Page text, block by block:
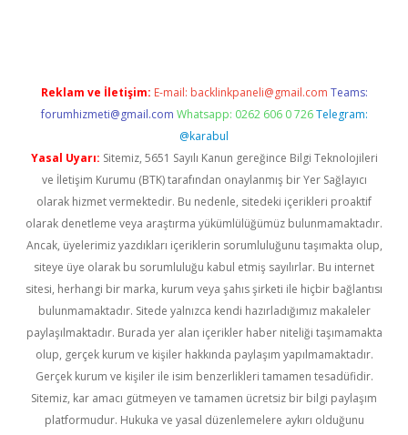
Reklam ve İletişim: E-mail: backlinkpaneli@gmail.com Teams:
forumhizmeti@gmail.com Whatsapp: 0262 606 0 726 Telegram:
@karabul
Yasal Uyarı: Sitemiz, 5651 Sayılı Kanun gereğince Bilgi Teknolojileri
ve İletişim Kurumu (BTK) tarafından onaylanmış bir Yer Sağlayıcı
olarak hizmet vermektedir. Bu nedenle, sitedeki içerikleri proaktif
olarak denetleme veya araştırma yükümlülüğümüz bulunmamaktadır.
Ancak, üyelerimiz yazdıkları içeriklerin sorumluluğunu taşımakta olup,
siteye üye olarak bu sorumluluğu kabul etmiş sayılırlar. Bu internet
sitesi, herhangi bir marka, kurum veya şahıs şirketi ile hiçbir bağlantısı
bulunmamaktadır. Sitede yalnızca kendi hazırladığımız makaleler
paylaşılmaktadır. Burada yer alan içerikler haber niteliği taşımamakta
olup, gerçek kurum ve kişiler hakkında paylaşım yapılmamaktadır.
Gerçek kurum ve kişiler ile isim benzerlikleri tamamen tesadüfidir.
Sitemiz, kar amacı gütmeyen ve tamamen ücretsiz bir bilgi paylaşım
platformudur. Hukuka ve yasal düzenlemelere aykırı olduğunu